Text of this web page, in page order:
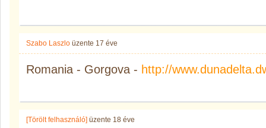
Szabo Laszlo üzente 17 éve
Romania - Gorgova - http://
[Törölt felhasználó] üzente 18 éve